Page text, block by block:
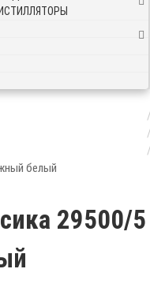
белый
29500/5